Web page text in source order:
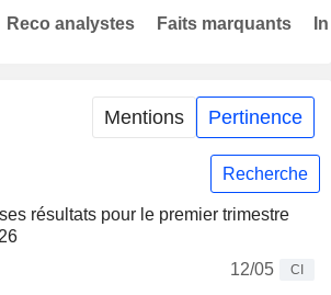
Mentions Pertinence
Recherche
résultats pour le premier trimestre
12/05
CI
Reco analystes Faits marquants